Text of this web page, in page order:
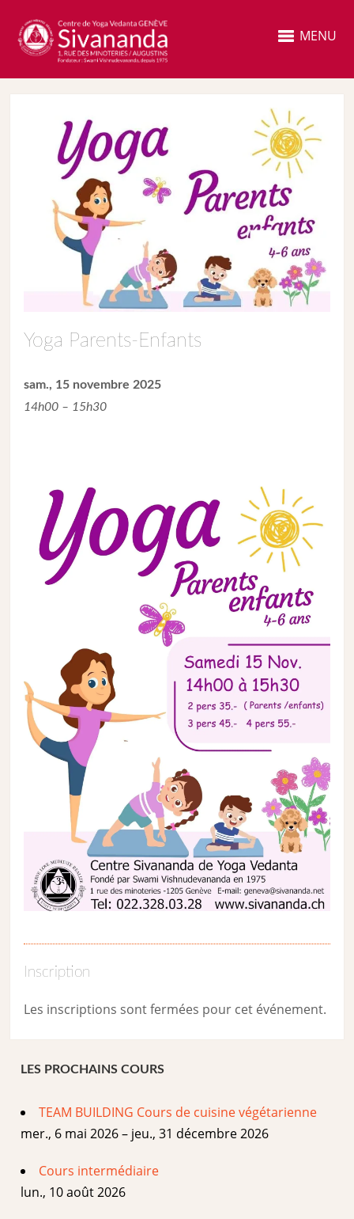
MENU
Yoga Parents-Enfants
sam., 15 novembre 2025
14h00 – 15h30
Inscription
Les inscriptions sont fermées pour cet événement.
LES PROCHAINS COURS
TEAM BUILDING Cours de cuisine végétarienne
mer., 6 mai 2026 – jeu., 31 décembre 2026
Cours intermédiaire
lun., 10 août 2026